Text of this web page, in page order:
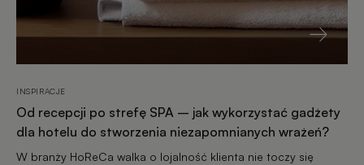
INSPIRACJE
Od recepcji po strefę SPA – jak wykorzystać gadżety
dla hotelu do stworzenia niezapomnianych wrażeń?
W branży HoReCa walka o lojalność klienta nie toczy się